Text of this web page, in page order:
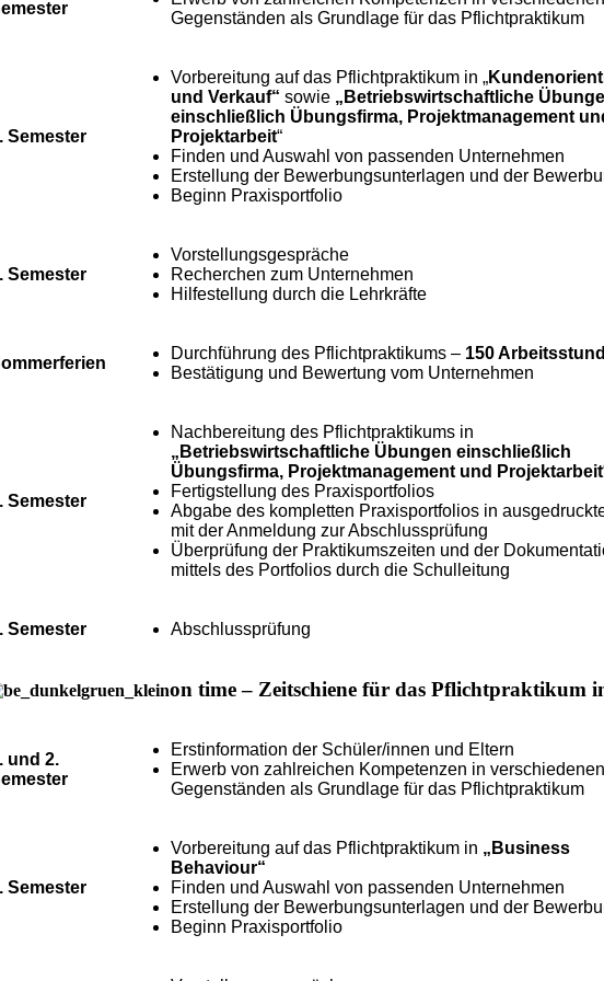
Gegenständen als Grundlage für das Pflichtpraktikum
Semester
Vorbereitung auf das Pflichtpraktikum in „
und Verkauf“ sowie „Betriebswirtschaftliche
einschließlich Übungsfirma, Projektmanagement
Projektarbeit“
Finden und Auswahl von passenden Unternehmen
Erstellung der Bewerbungsunterlagen und der
Beginn Praxisportfolio
Semester
Vorstellungsgespräche
Recherchen zum Unternehmen
Hilfestellung durch die Lehrkräfte
Durchführung des Pflichtpraktikums – 150
Bestätigung und Bewertung vom Unternehmen
Semester
Nachbereitung des Pflichtpraktikums in
„Betriebswirtschaftliche Übungen einschließlich
Übungsfirma, Projektmanagement und Projektarbeit
Fertigstellung des Praxisportfolios
Abgabe des kompletten Praxisportfolios in
mit der Anmeldung zur Abschlussprüfung
Überprüfung der Praktikumszeiten und der
mittels des Portfolios durch die Schulleitung
Semester Abschlussprüfung
on time – Zeitschiene für das Pflichtpraktikum
und 2.
Erstinformation der Schüler/innen und Eltern
Erwerb von zahlreichen Kompetenzen in verschiedenen
Gegenständen als Grundlage für das Pflichtpraktikum
Semester
Vorbereitung auf das Pflichtpraktikum in „Business
Behaviour“
Finden und Auswahl von passenden Unternehmen
Erstellung der Bewerbungsunterlagen und der
Beginn Praxisportfolio